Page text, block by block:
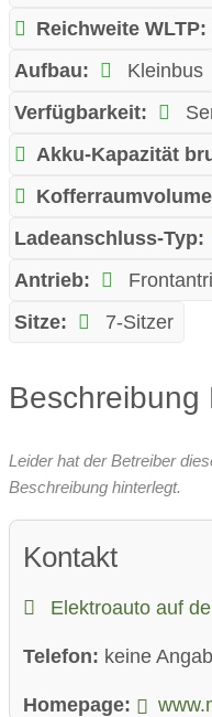
Reichweite WLTP:
Aufbau:
Kleinbus
Verfügbarkeit:
Akku-Kapazität
Ladeanschluss-Typ:
Antrieb:
Sitze:
7-Sitzer
Beschreibung
Leider hat der Betreiber
Beschreibung hinterlegt.
Kontakt
Elektroauto auf
Telefon: keine
Homepage: